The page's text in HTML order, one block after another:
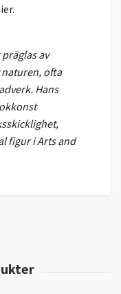
av
ofta
Hans
figur i Arts and